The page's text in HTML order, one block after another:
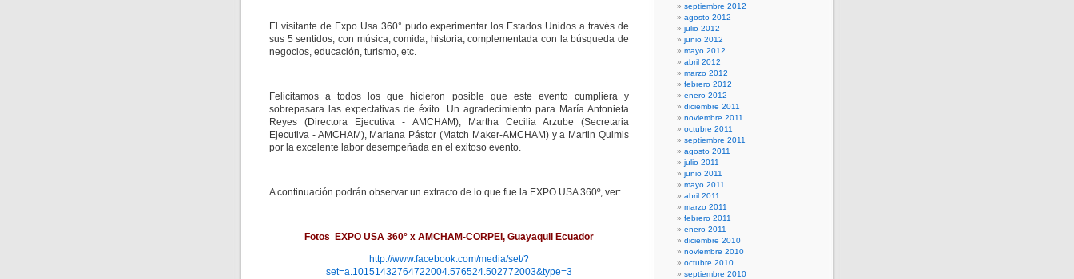
El visitante de Expo Usa 360° pudo experimentar los Estados Unidos a través de
sus 5 sentidos; con música, comida, historia, complementada con la búsqueda de
negocios, educación, turismo, etc.
Felicitamos a todos los que hicieron posible que este evento cumpliera y
sobrepasara las expectativas de éxito. Un agradecimiento para María Antonieta
Reyes (Directora Ejecutiva - AMCHAM), Martha Cecilia Arzube (Secretaria
Ejecutiva - AMCHAM), Mariana Pástor (Match Maker-AMCHAM) y a Martin Quimis
por la excelente labor desempeñada en el exitoso evento.
A continuación podrán observar un extracto de lo que fue la EXPO USA 360º, ver:
Fotos EXPO USA 360° x AMCHAM-CORPEI, Guayaquil Ecuador
http://www.facebook.com/media/set/?
set=a.10151432764722004.576524.502772003&type=3
septiembre 2012
agosto 2012
julio 2012
junio 2012
mayo 2012
abril 2012
marzo 2012
febrero 2012
enero 2012
diciembre 2011
noviembre 2011
octubre 2011
septiembre 2011
agosto 2011
julio 2011
junio 2011
mayo 2011
abril 2011
marzo 2011
febrero 2011
enero 2011
diciembre 2010
noviembre 2010
octubre 2010
septiembre 2010